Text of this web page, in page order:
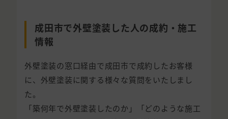
成田市で外壁塗装した人の成約・施工
情報
外壁塗装の窓口経由で成田市で成約したお客様
に、外壁塗装に関する様々な質問をいたしまし
た。
「築何年で外壁塗装したのか」「どのような施工